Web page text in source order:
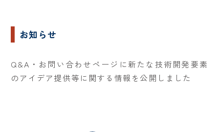
お知らせ
Q&A・お問い合わせページに新たな技術開発要素
のアイデア提供等に関する情報を公開しました